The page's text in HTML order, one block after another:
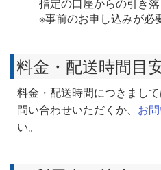
指定の口座からの引き
※事前のお申し込みが必
料金・配送時間目
料金・配送時間につきまして
問い合わせいただくか、 お
い。